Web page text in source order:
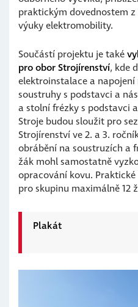
praktickým dovednostem
výuky elektromobility.
Součástí projektu je také
pro obor Strojírenství, kde
elektroinstalace a
soustruhy s podstavci a
a stolní frézky s podstavci
Stroje budou sloužit pro
Strojírenství ve 2. a 3.
obrábění na soustruzích a
žák mohl samostatně
opracování kovu.
pro skupinu maximálně 12
Plakát